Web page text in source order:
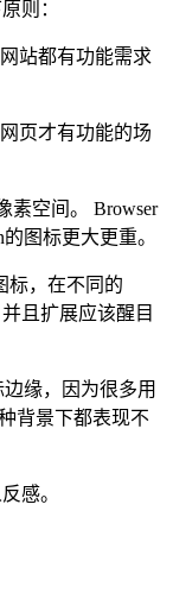
则：
站都有功能需求
页才有功能的场
素空间。 Browser
图标更大更重。
标，在不同的
且扩展应该醒目
缘，因为很多用
背景下都表现不
感。